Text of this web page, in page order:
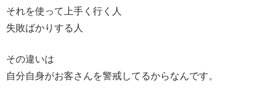
それを使って上手く行く人
失敗ばかりする人
その違いは
自分自身がお客さんを警戒してるからなんです。